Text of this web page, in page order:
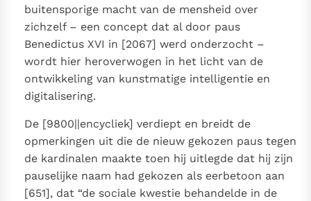
en is volledig afhankelijk van donaties.
Ik help mee!
buitensporige macht van de mensheid over
zichzelf – een concept dat al door paus
Benedictus XVI in [2067] werd onderzocht –
wordt hier heroverwogen in het licht van de
ontwikkeling van kunstmatige intelligentie en
digitalisering.
De [9800||encycliek] verdiept en breidt de
opmerkingen uit die de nieuw gekozen paus tegen
de kardinalen maakte toen hij uitlegde dat hij zijn
pauselijke naam had gekozen als eerbetoon aan
[651], dat “de sociale kwestie behandelde in de